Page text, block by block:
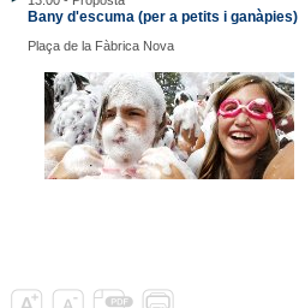
Bany d'escuma (per a petits i ganàpies)
Plaça de la Fàbrica Nova